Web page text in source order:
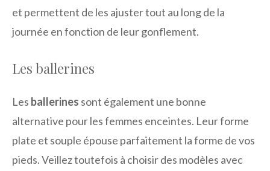
et permettent de les ajuster tout au long de la
journée en fonction de leur gonflement.
Les ballerines
Les ballerines sont également une bonne
alternative pour les femmes enceintes. Leur forme
plate et souple épouse parfaitement la forme de vos
pieds. Veillez toutefois à choisir des modèles avec